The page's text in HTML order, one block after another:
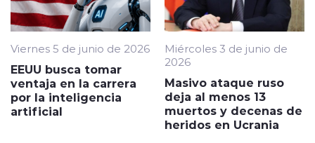
Viernes 5 de junio de 2026
EEUU busca tomar
ventaja en la carrera
por la inteligencia
artificial
Miércoles 3 de junio de
2026
Masivo ataque ruso
deja al menos 13
muertos y decenas de
heridos en Ucrania